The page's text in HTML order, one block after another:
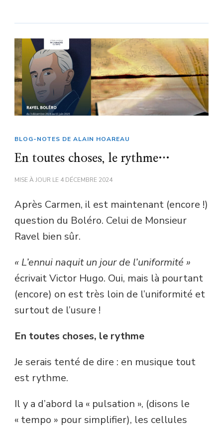
BLOG-NOTES DE ALAIN HOAREAU
En toutes choses, le rythme…
MISE À JOUR LE 4 DÉCEMBRE 2024
Après Carmen, il est maintenant (encore !)
question du Boléro. Celui de Monsieur
Ravel bien sûr.
« L’ennui naquit un jour de l’uniformité »
écrivait Victor Hugo. Oui, mais là pourtant
(encore) on est très loin de l’uniformité et
surtout de l’usure !
En toutes choses, le rythme
Je serais tenté de dire : en musique tout
est rythme.
Il y a d’abord la « pulsation », (disons le
« tempo » pour simplifier), les cellules